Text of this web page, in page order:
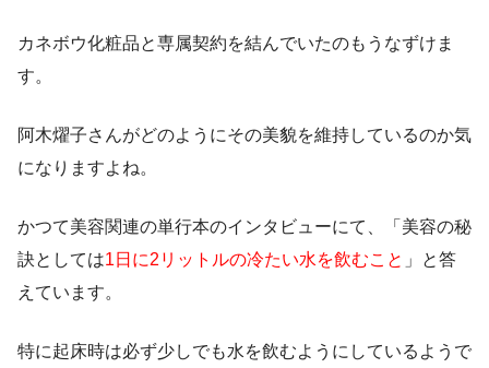
カネボウ化粧品と専属契約を結んでいたのもうなずけま
す。
阿木燿子さんがどのようにその美貌を維持しているのか気
になりますよね。
かつて美容関連の単行本のインタビューにて、「美容の秘
訣としては1日に2リットルの冷たい水を飲むこと 」と答
えています。
特に起床時は必ず少しでも水を飲むようにしているようで